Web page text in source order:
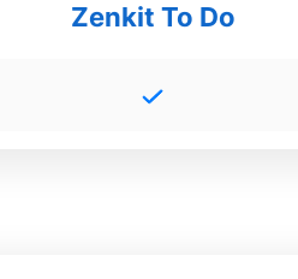
Zenkit To Do